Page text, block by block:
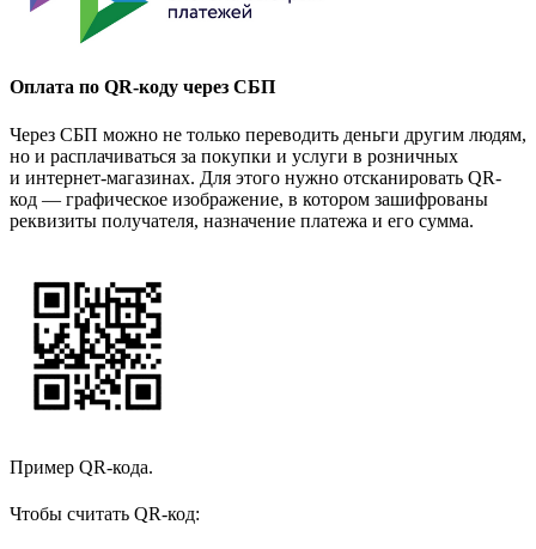
Оплата по QR-коду через СБП
Через СБП можно не только переводить деньги другим людям,
но и расплачиваться за покупки и услуги в розничных
и интернет-магазинах. Для этого нужно отсканировать QR-
код — графическое изображение, в котором зашифрованы
реквизиты получателя, назначение платежа и его сумма.
Пример QR-кода.
Чтобы считать QR-код: